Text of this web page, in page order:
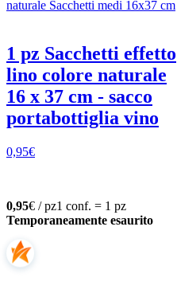
1 pz Sacchetti effetto
lino colore naturale
16 x 37 cm - sacco
portabottiglia vino
0,95€
0,95€ / pz1 conf. = 1 pz
Temporaneamente esaurito